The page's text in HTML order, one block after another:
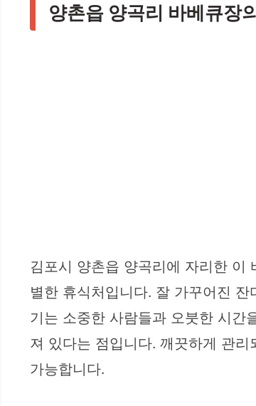
양촌읍 양곡리 바베큐장
김포시 양촌읍 양곡리에 자리한 이
별한 휴식처입니다. 잘 가꾸어진
기는 소중한 사람들과 오붓한 시간
져 있다는 점입니다. 깨끗하게 관
가능합니다.